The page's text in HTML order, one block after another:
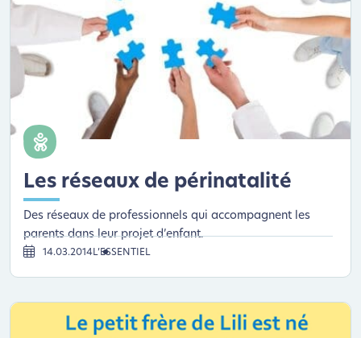
Les réseaux de périnatalité
Des réseaux de professionnels qui accompagnent les
parents dans leur projet d’enfant.
14.03.2014L’ESSENTIEL